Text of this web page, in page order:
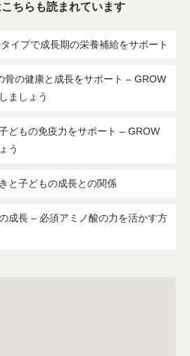
ちらも読まれています
イプで成長期の栄養補給をサポート
骨の健康と成長をサポート – GROW
ましょう
どもの免疫力をサポート – GROW
う
と子どもの成長との関係
成長 – 必須アミノ酸の力を活かす方